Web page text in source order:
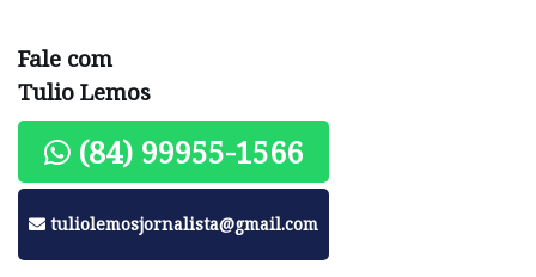
Fale com
Tulio Lemos
(84) 99955-1566
tuliolemosjornalista@gmail.com